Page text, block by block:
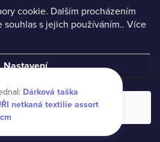
cookie. Dalším procházením
s jejich používáním.. Více
Nastavení
Souhlasím
. Všechna práva vyhrazena.
Dárková taška
netkaná textilie assort